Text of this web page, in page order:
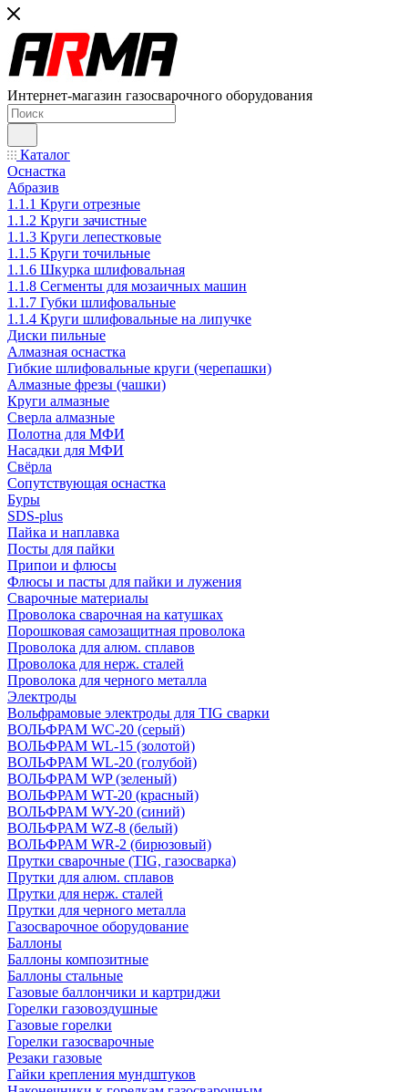
Интернет-магазин газосварочного оборудования
Каталог
Оснастка
Абразив
1.1.1 Круги отрезные
1.1.2 Круги зачистные
1.1.3 Круги лепестковые
1.1.5 Круги точильные
1.1.6 Шкурка шлифовальная
1.1.8 Сегменты для мозаичных машин
1.1.7 Губки шлифовальные
1.1.4 Круги шлифовальные на липучке
Диски пильные
Алмазная оснастка
Гибкие шлифовальные круги (черепашки)
Алмазные фрезы (чашки)
Круги алмазные
Сверла алмазные
Полотна для МФИ
Насадки для МФИ
Свёрла
Сопутствующая оснастка
Буры
SDS-plus
Пайка и наплавка
Посты для пайки
Припои и флюсы
Флюсы и пасты для пайки и лужения
Сварочные материалы
Проволока сварочная на катушках
Порошковая самозащитная проволока
Проволока для алюм. сплавов
Проволока для нерж. сталей
Проволока для черного металла
Электроды
Вольфрамовые электроды для TIG сварки
ВОЛЬФРАМ WC-20 (серый)
ВОЛЬФРАМ WL-15 (золотой)
ВОЛЬФРАМ WL-20 (голубой)
ВОЛЬФРАМ WP (зеленый)
ВОЛЬФРАМ WT-20 (красный)
ВОЛЬФРАМ WY-20 (синий)
ВОЛЬФРАМ WZ-8 (белый)
ВОЛЬФРАМ WR-2 (бирюзовый)
Прутки сварочные (TIG, газосварка)
Прутки для алюм. сплавов
Прутки для нерж. сталей
Прутки для черного металла
Газосварочное оборудование
Баллоны
Баллоны композитные
Баллоны стальные
Газовые баллончики и картриджи
Горелки газовоздушные
Газовые горелки
Горелки газосварочные
Резаки газовые
Гайки крепления мундштуков